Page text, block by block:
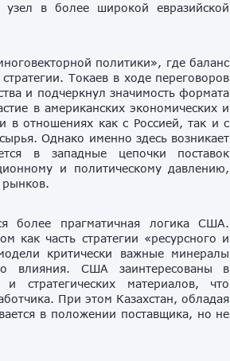
узел в более широкой евразийской
политики», где баланс
Токаев в ходе переговоров
и подчеркнул значимость формата
в американских экономических и
в отношениях как с Россией, так и с
Однако именно здесь возникает
в западные цепочки поставок
и политическому давлению,
рынков.
более прагматичная логика США.
как часть стратегии «ресурсного и
критически важные минералы
влияния. США заинтересованы в
стратегических материалов, что
При этом Казахстан, обладая
в положении поставщика, но не